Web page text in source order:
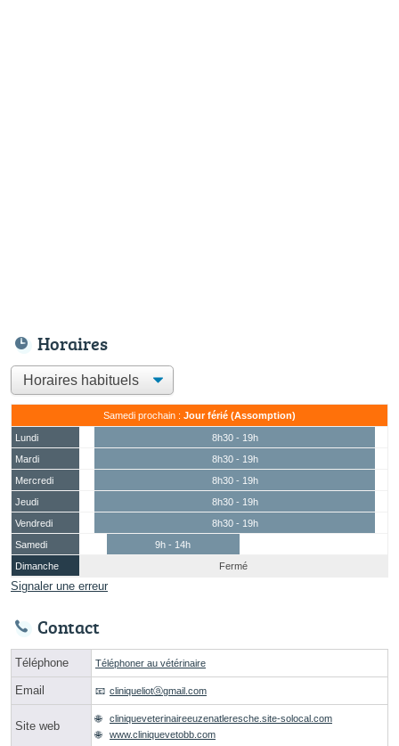
Horaires
Samedi prochain : Jour férié (Assomption)
Lundi
8h30 - 19h
Mardi
8h30 - 19h
Mercredi
8h30 - 19h
Jeudi
8h30 - 19h
Vendredi
8h30 - 19h
Samedi
9h - 14h
Dimanche
Fermé
Signaler une erreur
Contact
Téléphone Téléphoner au vétérinaire
Email cliniqueliotⓐgmail.com
Site web
cliniqueveterinaireeuzenatleresche.site-solocal.com
www.cliniquevetobb.com